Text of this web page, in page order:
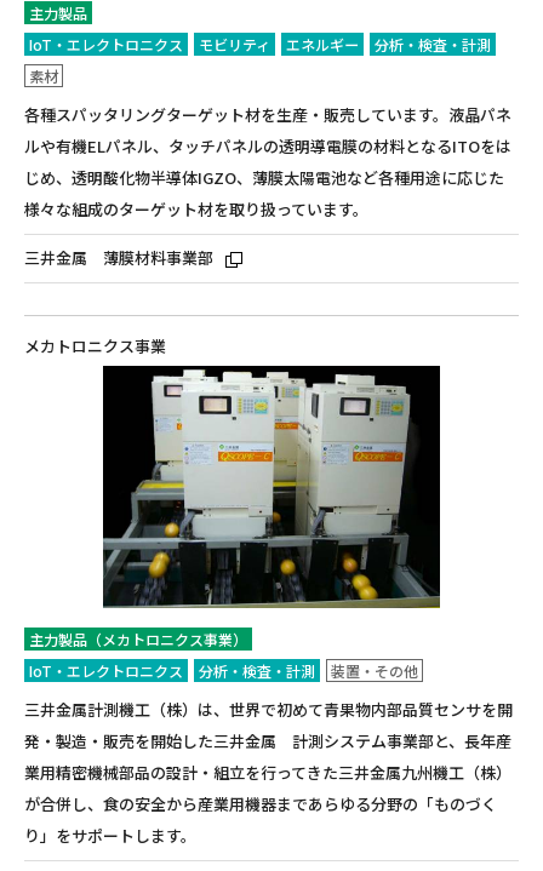
主力製品
IoT・エレクトロニクス
モビリティ エネルギー
分析・検査・計測
素材
各種スパッタリングターゲット材を生産・販売しています。液晶パネ
ルや有機ELパネル、タッチパネルの透明導電膜の材料となるITOをは
じめ、透明酸化物半導体IGZO、薄膜太陽電池など各種用途に応じた
様々な組成のターゲット材を取り扱っています。
三井金属 薄膜材料事業部
メカトロニクス事業
主力製品（メカトロニクス事業）
IoT・エレクトロニクス
分析・検査・計測 装置・その他
三井金属計測機工（株）は、世界で初めて青果物内部品質センサを開
発・製造・販売を開始した三井金属 計測システム事業部と、長年産
業用精密機械部品の設計・組立を行ってきた三井金属九州機工（株）
が合併し、食の安全から産業用機器まであらゆる分野の「ものづく
り」をサポートします。